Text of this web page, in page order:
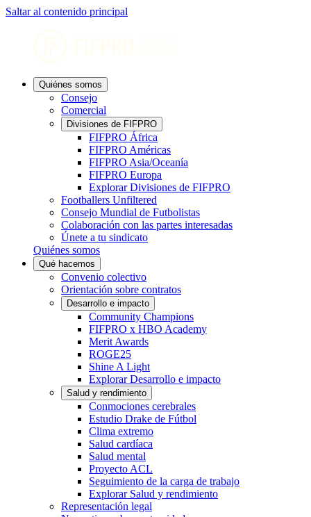
Saltar al contenido principal
Quiénes somos
Consejo
Comercial
Divisiones de FIFPRO
FIFPRO África
FIFPRO Américas
FIFPRO Asia/Oceanía
FIFPRO Europa
Explorar Divisiones de FIFPRO
Footballers Unfiltered
Consejo Mundial de Futbolistas
Colaboración con las partes interesadas
Únete a tu sindicato
Quiénes somos
Qué hacemos
Convenio colectivo
Orientación sobre contratos
Desarrollo e impacto
Community Champions
FIFPRO x HBO Academy
Merit Awards
ROGE25
Shine A Light
Explorar Desarrollo e impacto
Salud y rendimiento
Conmociones cerebrales
Estudio Drake de Fútbol
Clima extremo
Salud cardíaca
Salud mental
Proyecto ACL
Seguimiento de la carga de trabajo
Explorar Salud y rendimiento
Representación legal